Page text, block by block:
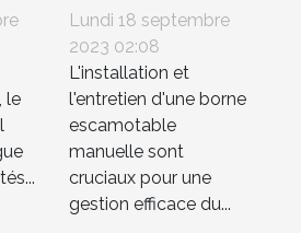
le
entretenir une
borne
escamotable
manuelle pour
la gestion du
trafic ?
Lundi 18 septembre
2023 02:08
L'installation et
l'entretien d'une borne
escamotable
manuelle sont
cruciaux pour une
gestion efficace du...